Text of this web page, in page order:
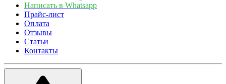
Написать в Whatsapp
Прайс-лист
Оплата
Отзывы
Статьи
Контакты